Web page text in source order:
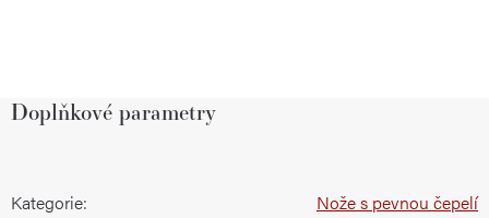
Doplňkové parametry
Kategorie: Nože s pevnou čepelí